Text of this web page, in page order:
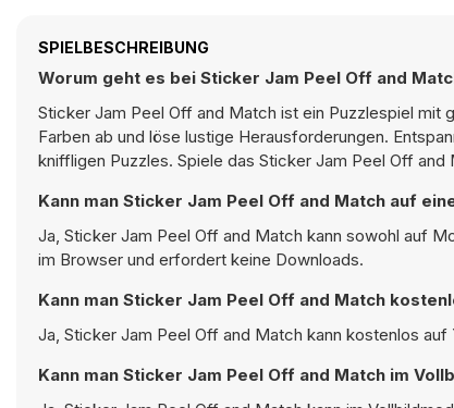
SPIELBESCHREIBUNG
Worum geht es bei Sticker Jam Peel Off and
Sticker Jam Peel Off and Match ist ein Puzzlespiel
Farben ab und löse lustige Herausforderungen.
kniffligen Puzzles. Spiele das Sticker Jam Peel Off
Kann man Sticker Jam Peel Off and Match auf
Ja, Sticker Jam Peel Off and Match kann sowohl auf
im Browser und erfordert keine Downloads.
Kann man Sticker Jam Peel Off and Match
Ja, Sticker Jam Peel Off and Match kann kostenlos
Kann man Sticker Jam Peel Off and Match im